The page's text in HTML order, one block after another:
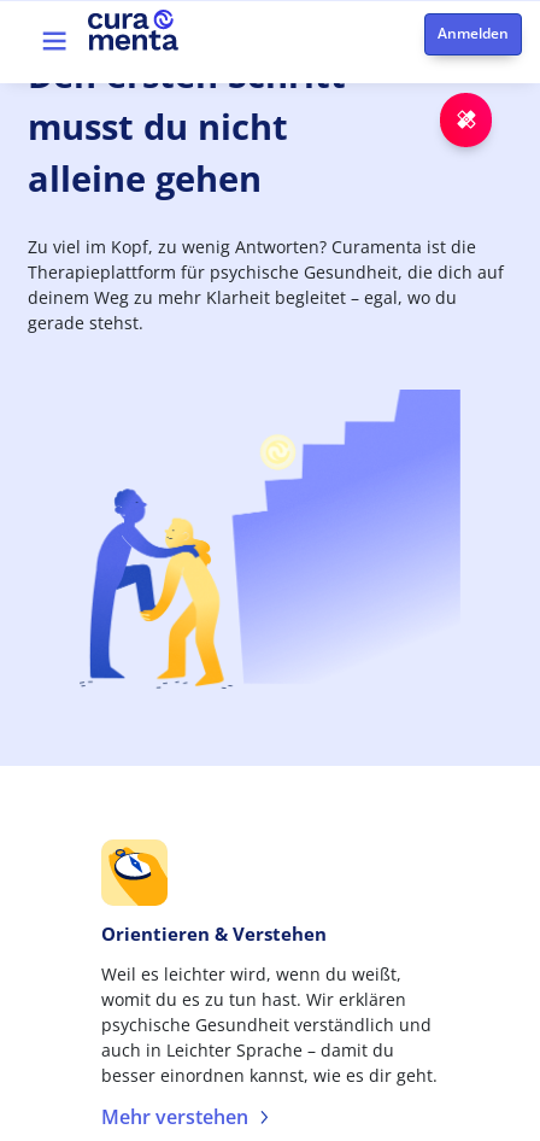
Direkt zum Inhalt
Top menu
DenerstenSchritt
musst du nicht
alleine gehen
Zu viel im Kopf, zu wenig Antworten? Curamenta ist die
Therapieplattform für psychische Gesundheit, die dich auf
deinem Weg zu mehr Klarheit begleitet – egal, wo du
gerade stehst.
Orientieren & Verstehen
Weil es leichter wird, wenn du weißt,
womit du es zu tun hast. Wir erklären
psychische Gesundheit verständlich und
auch in Leichter Sprache – damit du
besser einordnen kannst, wie es dir geht.
Mehr verstehen